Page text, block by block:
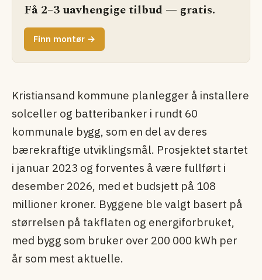
Få 2–3 uavhengige tilbud — gratis.
Finn montør →
Kristiansand kommune planlegger å installere
solceller og batteribanker i rundt 60
kommunale bygg, som en del av deres
bærekraftige utviklingsmål. Prosjektet startet
i januar 2023 og forventes å være fullført i
desember 2026, med et budsjett på 108
millioner kroner. Byggene ble valgt basert på
størrelsen på takflaten og energiforbruket,
med bygg som bruker over 200 000 kWh per
år som mest aktuelle.